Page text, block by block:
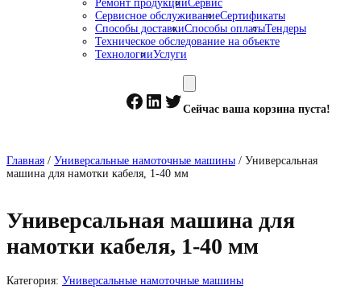
Ремонт продукцииСервис
Сервисное обслуживаниеСертификаты
Способы доставкиСпособы оплатыТендеры
Техническое обследование на объекте
ТехнологииУслуги
Facebook
LinkedIn
Twitter
Сейчас ваша корзина пуста!
Главная / Универсальные намоточные машины / Универсальная
машина для намотки кабеля, 1-40 мм
Универсальная машина для
намотки кабеля, 1-40 мм
Категория: Универсальные намоточные машины